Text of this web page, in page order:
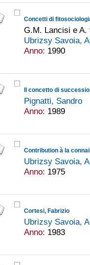
Concetti di
G.M. Lancisi e
Ubrizsy Savoia,
Anno: 1990
Pignatti, Sandro
Anno: 1989
Contribution à la
Ubrizsy Savoia,
Anno: 1975
Cortesi, Fabrizio
Ubrizsy Savoia,
Anno: 1983